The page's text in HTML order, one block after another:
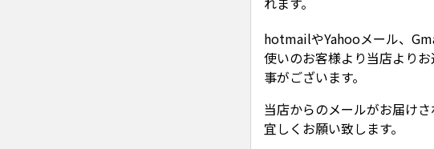
hotmailやYahooメール、
使いのお客様より当店より
事がございます。
当店からのメールがお届け
宜しくお願い致します。